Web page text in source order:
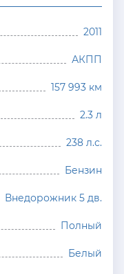
2011
АКПП
157 993 км
2.3 л
238 л.с.
Бензин
Внедорожник 5 дв.
Полный
Белый